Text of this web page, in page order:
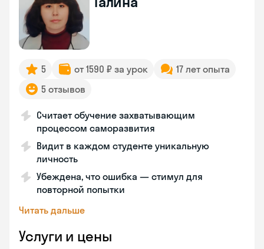
5 от 1590 ₽ за урок
17 лет опыта
5 отзывов
Считает обучение захватывающим
процессом саморазвития
Видит в каждом студенте уникальную
личность
Убеждена, что ошибка — стимул для
повторной попытки
Читать дальше
Услуги и цены